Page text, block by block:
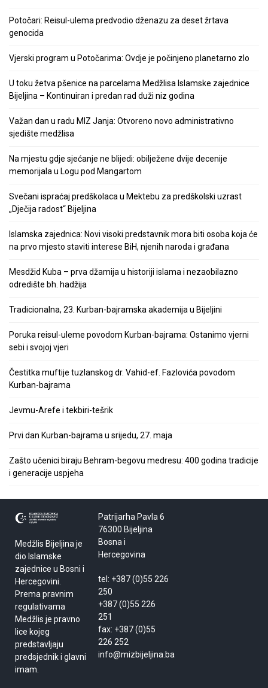
Potočari: Reisul-ulema predvodio dženazu za deset žrtava
genocida
Vjerski program u Potočarima: Ovdje je počinjeno planetarno zlo
U toku žetva pšenice na parcelama Medžlisa Islamske zajednice
Bijeljina – Kontinuiran i predan rad duži niz godina
Važan dan u radu MIZ Janja: Otvoreno novo administrativno
sjedište medžlisa
Na mjestu gdje sjećanje ne blijedi: obilježene dvije decenije
memorijala u Logu pod Mangartom
Svečani ispraćaj predškolaca u Mektebu za predškolski uzrast
„Dječija radost“ Bijeljina
Islamska zajednica: Novi visoki predstavnik mora biti osoba koja će
na prvo mjesto staviti interese BiH, njenih naroda i građana
Mesdžid Kuba – prva džamija u historiji islama i nezaobilazno
odredište bh. hadžija
Tradicionalna, 23. Kurban-bajramska akademija u Bijeljini
Poruka reisul-uleme povodom Kurban-bajrama: Ostanimo vjerni
sebi i svojoj vjeri
Čestitka muftije tuzlanskog dr. Vahid-ef. Fazlovića povodom
Kurban-bajrama
Jevmu-Arefe i tekbiri-tešrik
Prvi dan Kurban-bajrama u srijedu, 27. maja
Zašto učenici biraju Behram-begovu medresu: 400 godina tradicije
i generacije uspjeha
Medžlis Bijeljina je
dio Islamske
zajednice u Bosni i
Hercegovini.
Prema pravnim
regulativama
Medžlis je pravno
lice kojeg
predstavljaju
predsjednik i glavni
imam.
Patrijarha Pavla 6
76300 Bijeljina
Bosna i
Hercegovina
tel: +387 (0)55 226
250
+387 (0)55 226
251
fax: +387 (0)55
226 252
info@mizbijeljina.ba